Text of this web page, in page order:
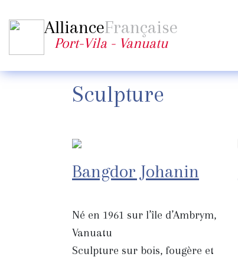
AllianceFrançaise
Port-Vila - Vanuatu
Sculpture
Bangdor Johanin
Né en 1961 sur l’île d’Ambrym,
Vanuatu
Sculpture sur bois, fougère et